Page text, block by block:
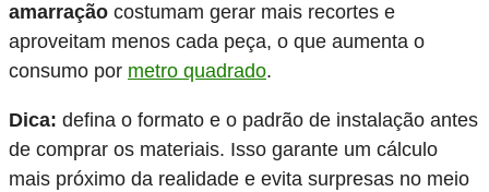
amarração costumam gerar mais recortes e
aproveitam menos cada peça, o que aumenta o
consumo por metro quadrado.
Dica: defina o formato e o padrão de instalação antes
de comprar os materiais. Isso garante um cálculo
mais próximo da realidade e evita surpresas no meio